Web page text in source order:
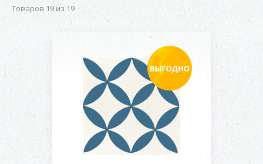
Товаров 19 из 19